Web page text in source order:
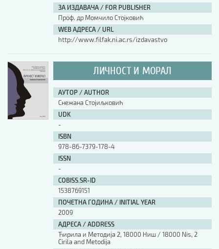
ЗА ИЗДАВАЧА / FOR PUBLISHER
Проф. др Момчило Стојковић
WEB АДРЕСА / URL
http://www.filfak.ni.ac.rs/izdavastvo
ЛИЧНОСТ И МОРАЛ
АУТОР / AUTHOR
Снежана Стојиљковић
UDK
-
ISBN
978-86-7379-178-4
ISSN
-
COBISS.SR-ID
1538769151
ПОЧЕТНА ГОДИНА / INITIAL YEAR
2009
АДРЕСА / ADDRESS
Ћирила и Методија 2, 18000 Ниш / 18000 Nis, 2
Cirila and Metodija